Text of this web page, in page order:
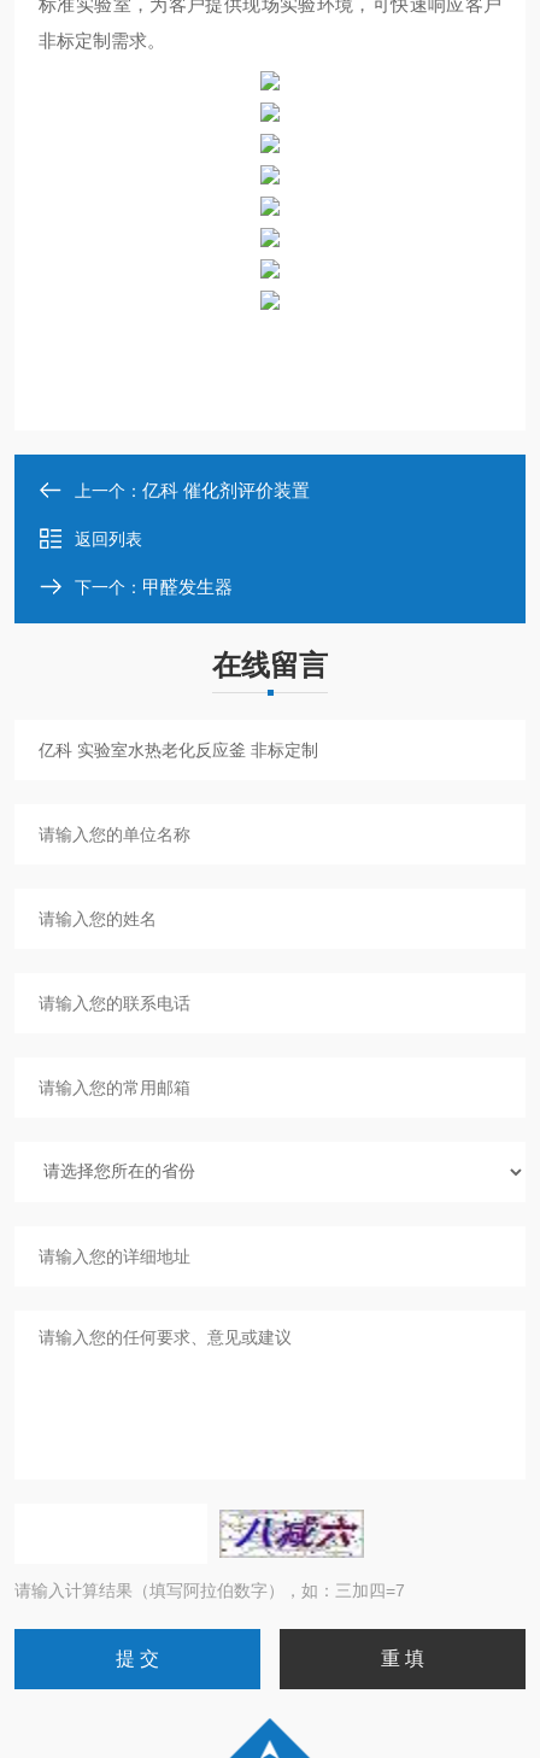
标准实验室，为客户提供现场实验环境，可快速响应客户
非标定制需求。
上一个： 亿科 催化剂评价装置
返回列表
下一个： 甲醛发生器
在线留言
请输入计算结果（填写阿拉伯数字），如：三加四=7